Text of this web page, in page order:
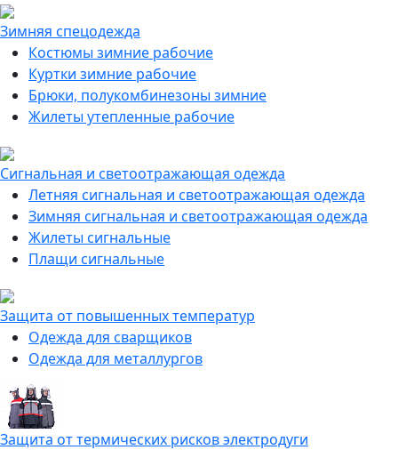
Зимняя спецодежда
Костюмы зимние рабочие
Куртки зимние рабочие
Брюки, полукомбинезоны зимние
Жилеты утепленные рабочие
Сигнальная и светоотражающая одежда
Летняя сигнальная и светоотражающая одежда
Зимняя сигнальная и светоотражающая одежда
Жилеты сигнальные
Плащи сигнальные
Защита от повышенных температур
Одежда для сварщиков
Одежда для металлургов
Защита от термических рисков электродуги